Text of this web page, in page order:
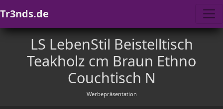
Tr3nds.de
LS LebenStil Beistelltisch
Teakholz cm Braun Ethno
Couchtisch N
Werbepräsentation